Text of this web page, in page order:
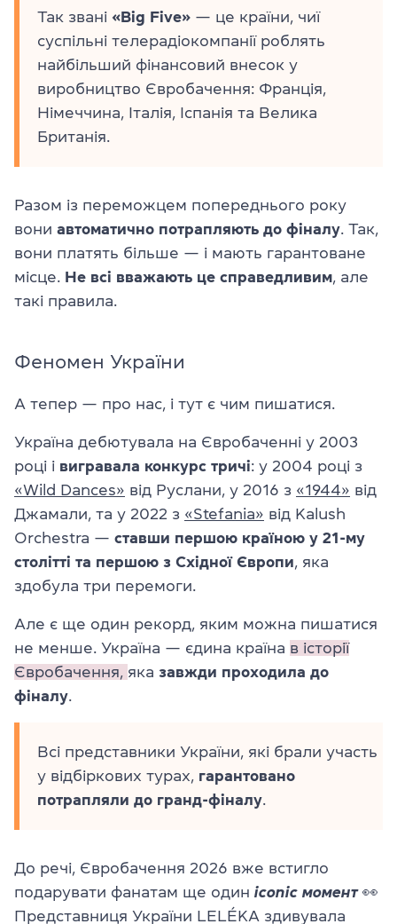
Так звані «Big Five» — це країни, чиї
суспільні телерадіокомпанії роблять
найбільший фінансовий внесок у
виробництво Євробачення: Франція,
Німеччина, Італія, Іспанія та Велика
Британія.
Разом із переможцем попереднього року
вони автоматично потрапляють до фіналу. Так,
вони платять більше — і мають гарантоване
місце. Не всі вважають це справедливим, але
такі правила.
Феномен України
А тепер — про нас, і тут є чим пишатися.
Україна дебютувала на Євробаченні у 2003
році і вигравала конкурс тричі: у 2004 році з
«Wild Dances» від Руслани, у 2016 з «1944» від
Джамали, та у 2022 з «Stefania» від Kalush
Orchestra — ставши першою країною у 21-му
столітті та першою з Східної Європи, яка
здобула три перемоги.
Але є ще один рекорд, яким можна пишатися
не менше. Україна — єдина країна в історії
Євробачення, яка завжди проходила до
фіналу.
Всі представники України, які брали участь
у відбіркових турах, гарантовано
потрапляли до гранд-фіналу.
До речі, Євробачення 2026 вже встигло
подарувати фанатам ще один iconic момент👀
Представниця України LELÉKA здивувала